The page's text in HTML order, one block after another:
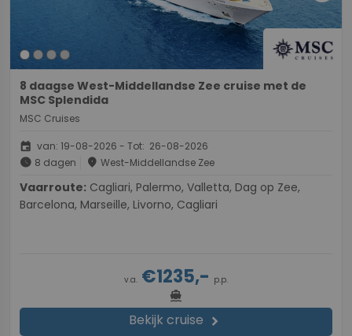
8 daagse West-Middellandse Zee cruise met de
MSC Splendida
MSC Cruises
event van: 19-08-2026 - Tot: 26-08-2026
schedule 8 dagen place West-Middellandse Zee
Vaarroute:
Barcelona, Marseille, Livorno, Cagliari
v.a. €1235,- p.p.
directions_boat
Bekijk cruise chevron_right